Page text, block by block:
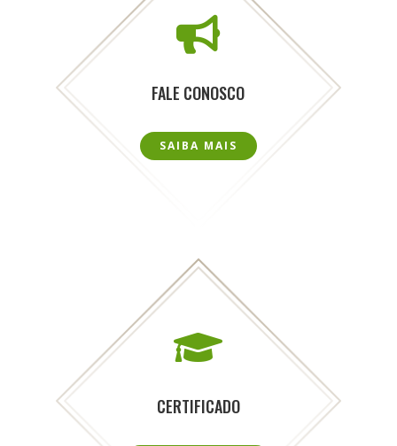

FALE CONOSCO
SAIBA MAIS

CERTIFICADO